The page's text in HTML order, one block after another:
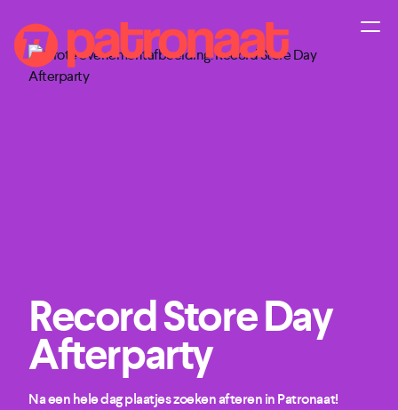
Record Store Day
Afterparty
Na een hele dag plaatjes zoeken afteren in Patronaat!